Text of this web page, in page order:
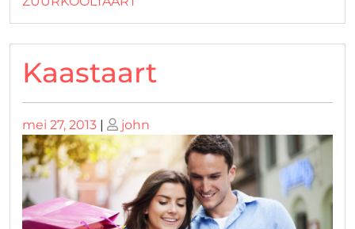
Kaastaart
Geplaatst
op
mei 27, 2013 | Geplaatst
op
john